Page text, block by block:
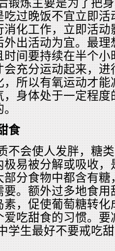
锻炼主要是为了把
吃过晚饭不宜立即
消化工作，立即活
外出活动为宜。最
时间要持续在半个
会充分运动起来，
，所以有氧运动才
，身体处于一定程
。
食
不会使人发胖，糖
极易被分解或吸收
部分食物中都含有
要。额外过多地食
素，促使葡萄糖转
爱吃甜食的习惯。
学生最好不要戒吃